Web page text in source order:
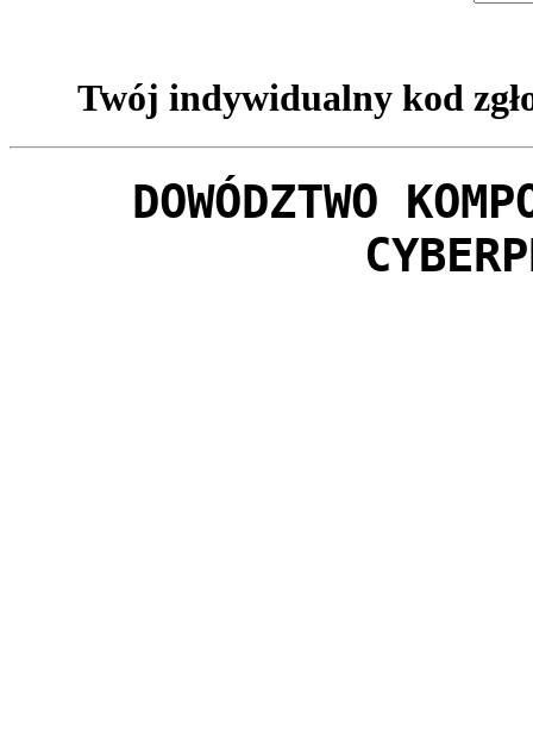
Twój indywidualny kod
DOWÓDZTWO